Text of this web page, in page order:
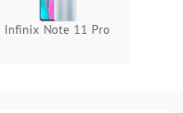
Infinix Note 11 Pro